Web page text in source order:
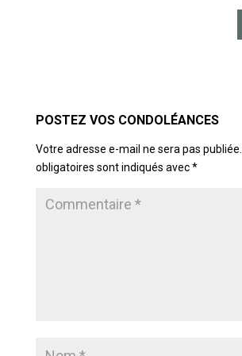
Votre adresse e-mail ne sera pas publiée.
obligatoires sont indiqués avec*